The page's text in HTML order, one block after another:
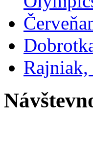
Rajniak,